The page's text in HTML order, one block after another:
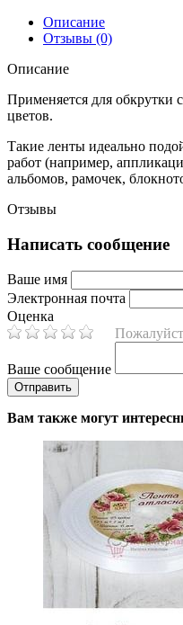
Описание
Отзывы (0)
Описание
Применяется для обкрутки
цветов.
Такие ленты идеально
работ (например,
альбомов, рамочек,
Отзывы
Написать сообщение
Ваше имя
Электронная почта
Оценка
Ваше сообщение
Вам также могут